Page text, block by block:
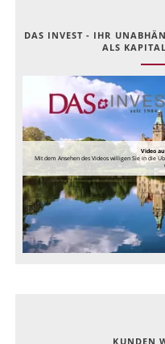
DAS INVEST - IHR
ALS
Video
Mit dem Ansehen des Videos willigen Sie in die
KUNDEN